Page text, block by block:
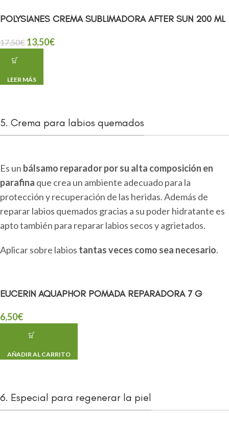
POLYSIANES CREMA SUBLIMADORA AFTER SUN 200 ML
17,50€ 13,50€
LEER MÁS
5. Crema para labios quemados
Es un bálsamo reparador por su alta composición en
parafina que crea un ambiente adecuado para la
protección y recuperación de las heridas. Además de
reparar labios quemados gracias a su poder hidratante es
apto también para reparar labios secos y agrietados.
Aplicar sobre labios tantas veces como sea necesario.
EUCERIN AQUAPHOR POMADA REPARADORA 7 G
6,50€
AÑADIR AL CARRITO
6. Especial para regenerar la piel